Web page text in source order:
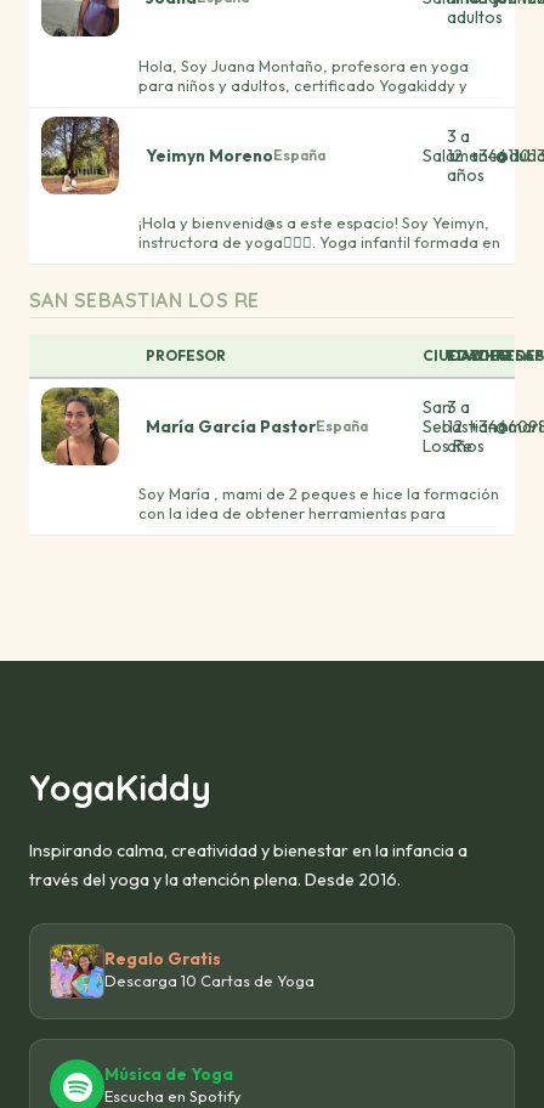
adultos
Hola, Soy Juana Montaño, profesora en yoga
para niños y adultos, certificado Yogakiddy y
Yeimyn MorenoEspaña Salamanca
3 a
12
años
¡Hola y bienvenid@s a este espacio! Soy Yeimyn,
instructora de yoga🧘🏽‍♀️. Yoga infantil formada en
donde acompañes a tu peque a descubrir el
yoga de manera divertida, creativa y adaptada
SAN SEBASTIAN LOS RE
PROFESOR CIUDAD
EDADESREDES
María García PastorEspaña
San
Sebastian
Los Re
3 a
12
años
Soy María , mami de 2 peques e hice la formación
con la idea de obtener herramientas para
YogaKiddy
Inspirando calma, creatividad y bienestar en la infancia a
través del yoga y la atención plena. Desde 2016.
Regalo Gratis
Descarga 10 Cartas de Yoga
Música de Yoga
Escucha en Spotify